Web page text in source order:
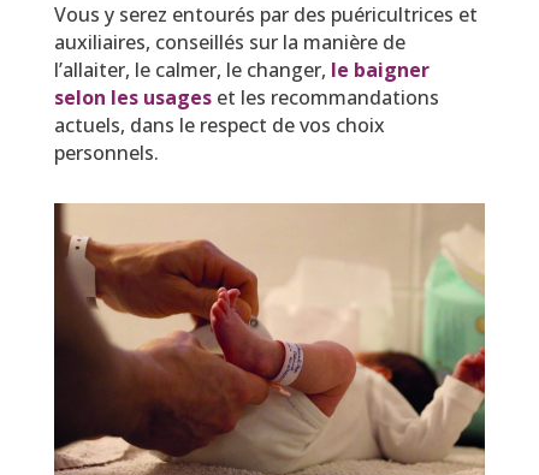
Vous y serez entourés par des puéricultrices et
auxiliaires, conseillés sur la manière de
l’allaiter, le calmer, le changer, le baigner
selon les usageset les recommandations
actuels, dans le respect de vos choix
personnels.